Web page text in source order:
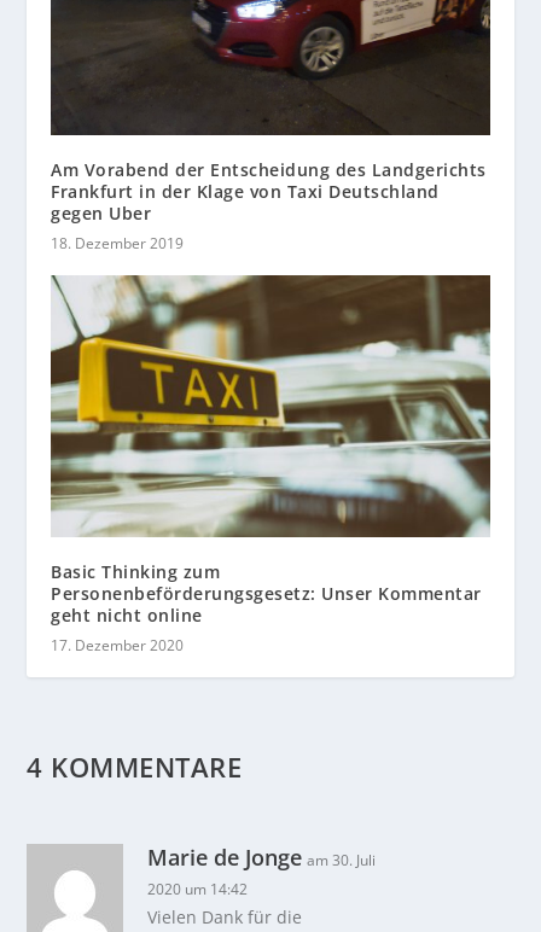
Am Vorabend der Entscheidung des Landgerichts
Frankfurt in der Klage von Taxi Deutschland
gegen Uber
18. Dezember 2019
Basic Thinking zum
Personenbeförderungsgesetz: Unser Kommentar
geht nicht online
17. Dezember 2020
4 KOMMENTARE
Marie de Jonge am 30. Juli
2020 um 14:42
Vielen Dank für die